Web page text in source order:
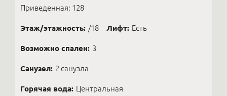
Приведенная: 128
Этаж/этажность: /18 Лифт: Есть
Возможно спален: 3
Санузел: 2 санузла
Горячая вода: Центральная